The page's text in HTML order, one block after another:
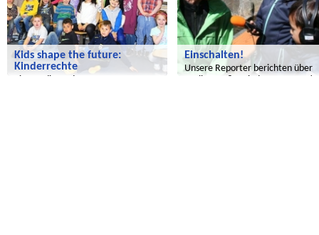
Kids shape the future:
Kinderrechte
Einschalten!
Unsere Reporter berichten über